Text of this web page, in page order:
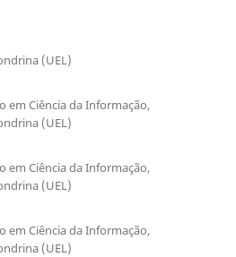
(UEL)
em Ciência da Informação,
(UEL)
em Ciência da Informação,
(UEL)
em Ciência da Informação,
(UEL)